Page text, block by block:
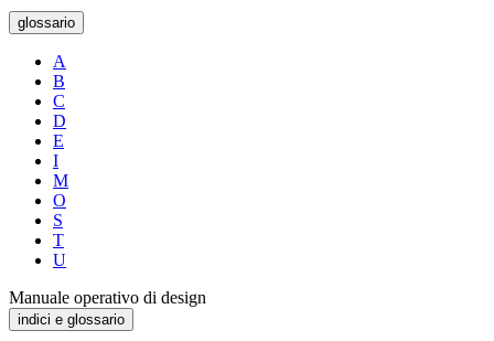
glossario
A
B
C
D
E
I
M
O
S
T
U
Manuale operativo di design
indici e glossario